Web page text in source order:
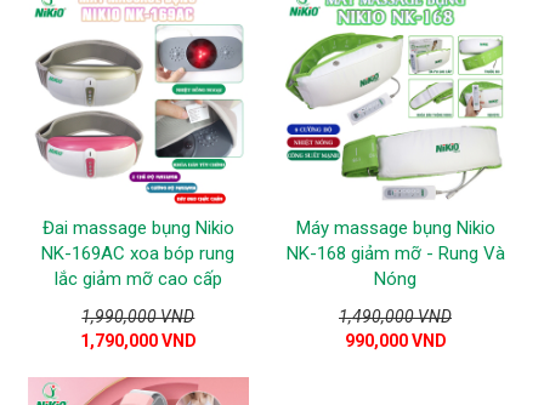
Đai massage bụng Nikio
NK-169AC xoa bóp rung
lắc giảm mỡ cao cấp
1,990,000 VND
1,790,000 VND
Máy massage bụng Nikio
NK-168 giảm mỡ - Rung Và
Nóng
1,490,000 VND
990,000 VND